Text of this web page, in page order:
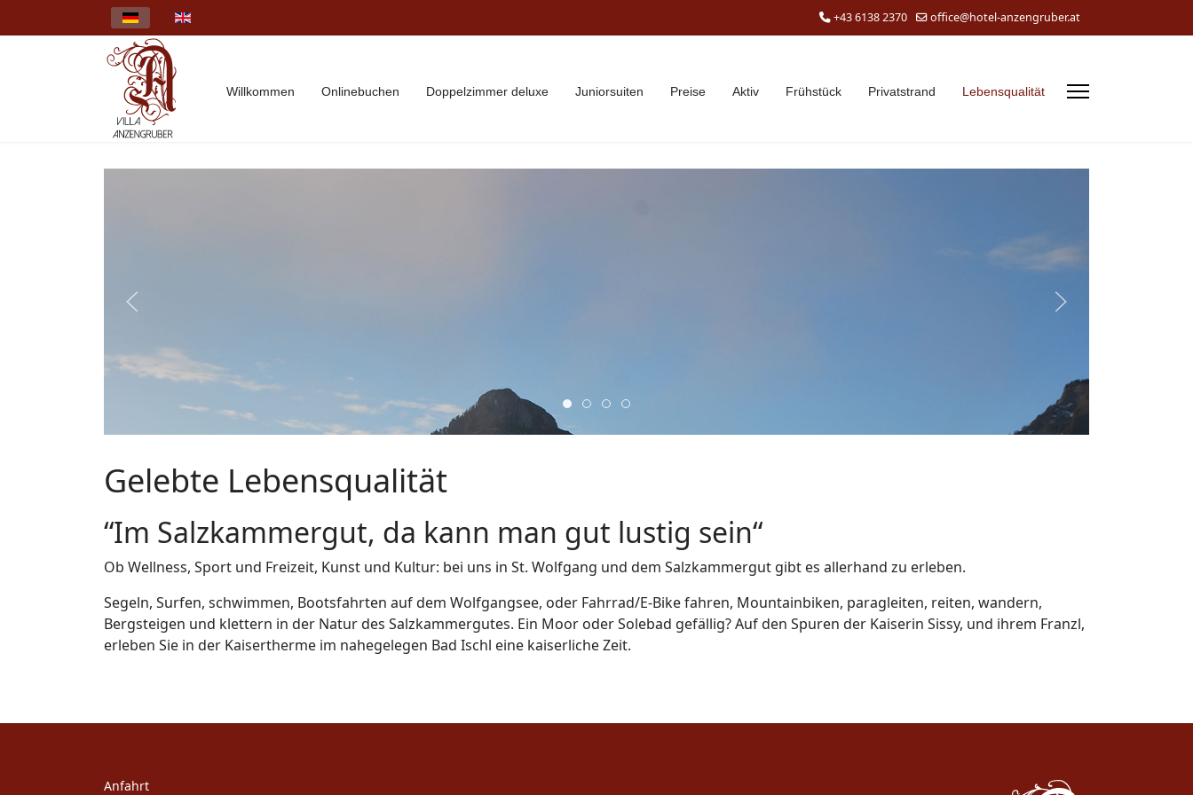
Select your language +43 6138 2370 office@hotel-anzengruber.at
Willkommen Onlinebuchen Doppelzimmer deluxe Juniorsuiten Preise Aktiv Frühstück Privatstrand Lebensqualität
2 4 1 3
Gelebte Lebensqualität
“Im Salzkammergut, da kann man gut lustig sein“
Ob Wellness, Sport und Freizeit, Kunst und Kultur: bei uns in St. Wolfgang und dem Salzkammergut gibt es allerhand zu erleben.
Segeln, Surfen, schwimmen, Bootsfahrten auf dem Wolfgangsee, oder Fahrrad/E-Bike fahren, Mountainbiken, paragleiten, reiten, wandern,
Bergsteigen und klettern in der Natur des Salzkammergutes. Ein Moor oder Solebad gefällig? Auf den Spuren der Kaiserin Sissy, und ihrem Franzl,
erleben Sie in der Kaisertherme im nahegelegen Bad Ischl eine kaiserliche Zeit.
Anfahrt